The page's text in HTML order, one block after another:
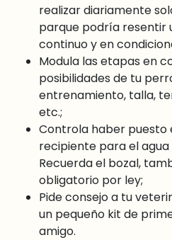
realizar diariamente
parque podría resentir
continuo y en
Modula las etapas en
posibilidades de tu
entrenamiento, talla,
etc.;
Controla haber puesto
recipiente para el
Recuerda el bozal,
obligatorio por ley;
Pide consejo a tu
un pequeño kit de
amigo.